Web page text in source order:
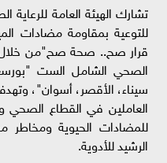
تشارك الهيئة العامة
قرار صح.. صحة صح"من خلال
الصحي الشامل الست
سيناء، الأقصر، أسوان"،
العاملين في القطاع الصحي
للمضادات الحيوية ومخاطر
الرشيد للأدوية.